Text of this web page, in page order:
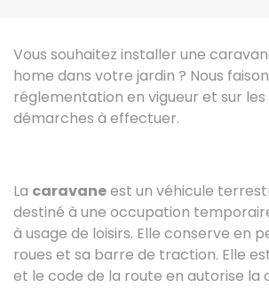
Vous souhaitez installer une
home dans votre jardin ? Nous
réglementation en vigueur et sur
démarches à effectuer.
La caravaneest un véhicule
destiné à une occupation
à usage de loisirs. Elle conserve en
roues et sa barre de traction. Elle
et le code de la route en autorise la